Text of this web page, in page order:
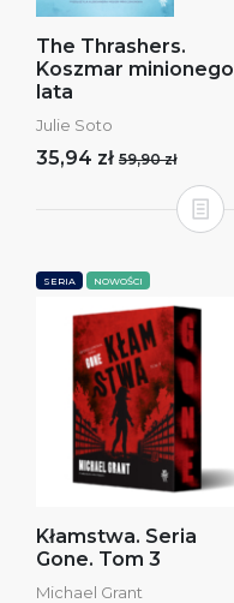
The Thrashers.
Koszmar minionego
lata
Julie Soto
35,94 zł 59,90 zł
SERIA NOWOŚCI
Kłamstwa. Seria
Gone. Tom 3
Michael Grant